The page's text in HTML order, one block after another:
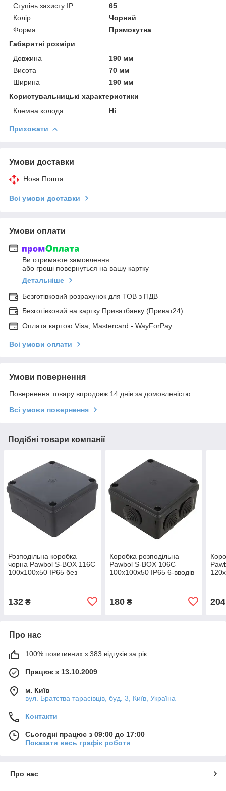
Ступінь захисту IP
65
Колір
Чорний
Форма
Прямокутна
Габаритні розміри
Довжина
190 мм
Висота
70 мм
Ширина
190 мм
Користувальницькі характеристики
Клемна колода
Ні
Приховати
Умови доставки
Нова Пошта
Всі умови доставки
Умови оплати
Ви отримаєте замовлення
або гроші повернуться на вашу картку
Детальніше
Безготівковий розрахунок для ТОВ з ПДВ
Безготівковий на картку Приватбанку (Приват24)
Оплата картою Visa, Mastercard - WayForPay
Всі умови оплати
Умови повернення
Повернення товару впродовж 14 днів за домовленістю
Всі умови повернення
Подібні товари компанії
Розподільна коробка
чорна Pawbol S-BOX 116C
100x100x50 IP65 без
132 ₴
Коробка розподільна
Pawbol S-BOX 106C
100x100x50 IP65 6-вводів
180₴ 204
Про нас
100% позитивних з 383 відгуків за рік
Працює з 13.10.2009
м. Київ
вул. Братства тарасівців, буд. 3, Київ, Україна
Контакти
Сьогодні працює з 09:00 до 17:00
Показати весь графік роботи
Про нас